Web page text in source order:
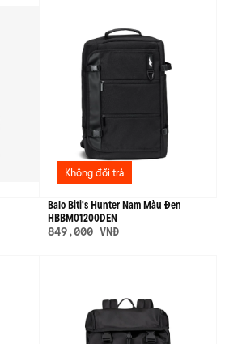
Không đổi trả
Balo Biti's Hunter Nam Màu Đen
HBBM01200DEN
849,000 VNĐ